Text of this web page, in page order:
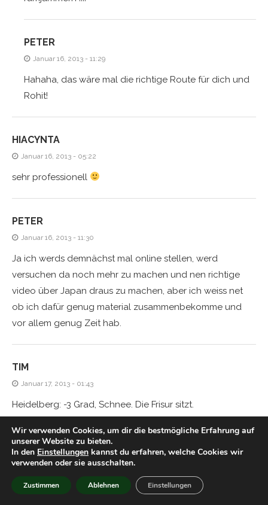
PETER
Januar 16, 2013 - 11:29
Hahaha, das wäre mal die richtige Route für dich und
Rohit!
HIACYNTA
Januar 16, 2013 - 05:22
sehr professionell
PETER
Januar 16, 2013 - 11:30
Ja ich werds demnächst mal online stellen, werd
versuchen da noch mehr zu machen und nen richtige
video über Japan draus zu machen, aber ich weiss net
ob ich dafür genug material zusammenbekomme und
vor allem genug Zeit hab.
TIM
Januar 17, 2013 - 01:43
Heidelberg: -3 Grad, Schnee. Die Frisur sitzt.
TIM
Januar 17, 2013 - 01:51
Echt krass dass du schon 3 Wochen da bist. Aber
Wir verwenden Cookies, um dir die bestmögliche Erfahrung auf
unserer Website zu bieten.
In den Einstellungen kannst du erfahren, welche Cookies wir
verwenden oder sie ausschalten.
Zustimmen Ablehnen Einstellungen